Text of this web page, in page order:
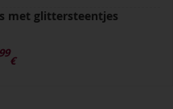
met glittersteentjes
99
€